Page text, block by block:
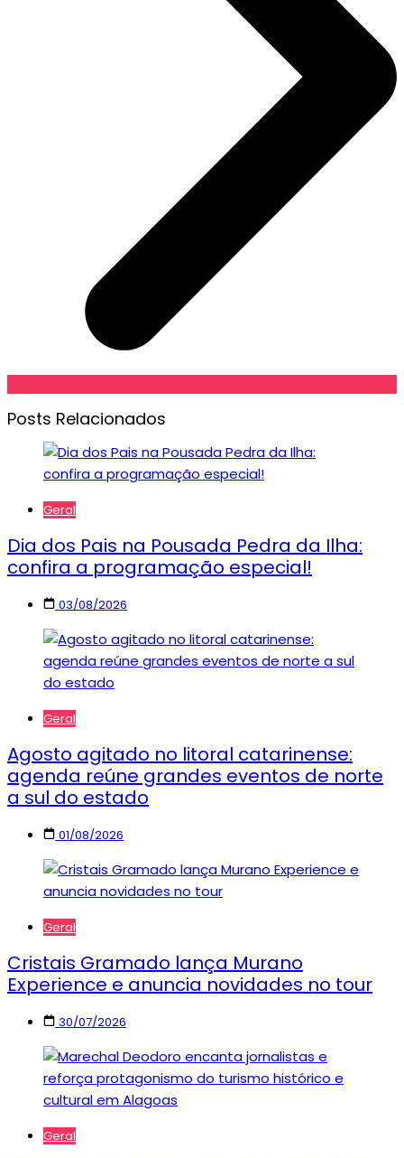
Posts Relacionados
Geral
Dia dos Pais na Pousada Pedra da Ilha:
confira a programação especial!
03/08/2026
Geral
Agosto agitado no litoral catarinense:
agenda reúne grandes eventos de norte
a sul do estado
01/08/2026
Geral
Cristais Gramado lança Murano
Experience e anuncia novidades no tour
30/07/2026
Geral